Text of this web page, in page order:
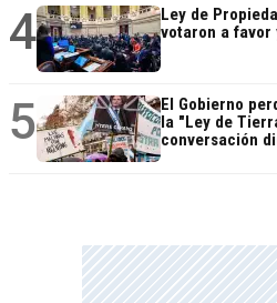
4
Ley de
votaron a favor
5
El Gobierno
la "Ley de
conversación